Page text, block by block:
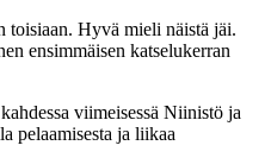
toisiaan. Hyvä mieli näistä jäi.
ensimmäisen katselukerran
viimeisessä Niinistö ja
pelaamisesta ja liikaa